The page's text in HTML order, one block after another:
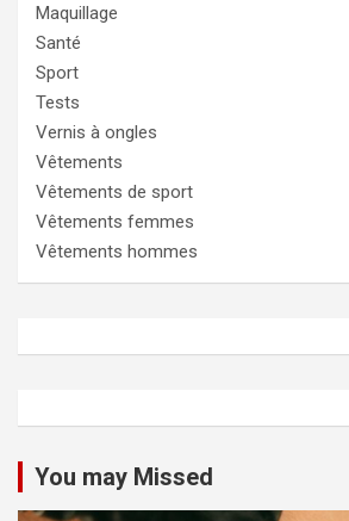
Maquillage
Santé
Sport
Tests
Vernis à ongles
Vêtements
Vêtements de sport
Vêtements femmes
Vêtements hommes
You may Missed